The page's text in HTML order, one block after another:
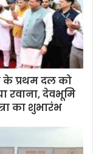
के प्रथम दल को
रवाना, देवभूमि
का शुभारंभ